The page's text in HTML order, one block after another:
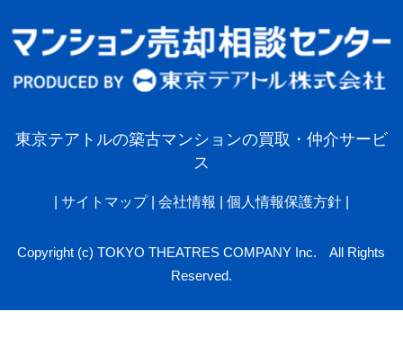
東京テアトルの築古マンションの買取・仲介サービ
ス
サイトマップ 会社情報 個人情報保護方針|
Copyright (c) TOKYO THEATRES COMPANY Inc. All Rights
Reserved.